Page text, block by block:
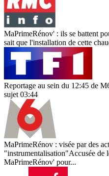
MaPrimeRénov' : ils se battent
sait que l'installation de cette
Reportage au sein du 12:45 de
sujet 03:44
MaPrimeRénov : visée par des
"instrumentalisation"Accusée de
MaPrimeRénov' pour...